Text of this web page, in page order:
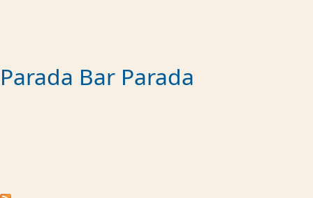
Parada Bar Parada